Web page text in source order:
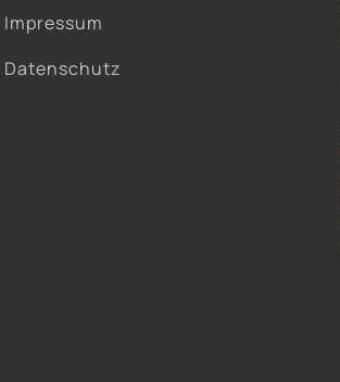
Impressum
Datenschutz